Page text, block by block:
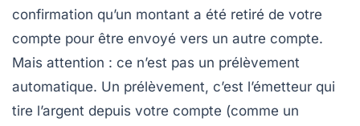
confirmation qu’un montant a été retiré de votre
compte pour être envoyé vers un autre compte.
Mais attention : ce n’est pas un prélèvement
automatique. Un prélèvement, c’est l’émetteur qui
tire l’argent depuis votre compte (comme un